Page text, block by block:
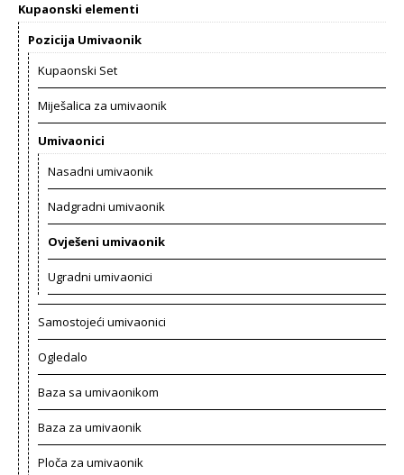
Kupaonski elementi
Pozicija Umivaonik
Kupaonski Set
Miješalica za umivaonik
Umivaonici
Nasadni umivaonik
Nadgradni umivaonik
Ovješeni umivaonik
Ugradni umivaonici
Samostojeći umivaonici
Ogledalo
Baza sa umivaonikom
Baza za umivaonik
Ploča za umivaonik